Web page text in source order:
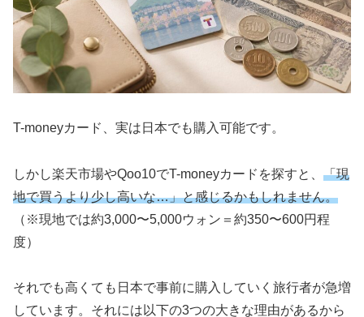
T-moneyカード、実は日本でも購入可能です。
しかし楽天市場やQoo10でT-moneyカードを探すと、 「現
地で買うより少し高いな…」と感じるかもしれません。
（※現地では約3,000〜5,000ウォン＝約350〜600円程
度）
それでも高くても日本で事前に購入していく旅行者が急増
しています。それには以下の3つの大きな理由があるから